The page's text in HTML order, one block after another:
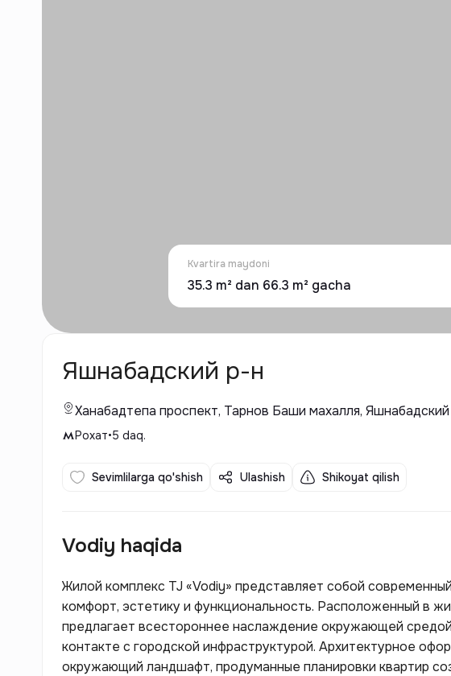
Kvartira maydoni
35.3 m² dan 66.3 m² gacha
Яшнабадский р-н
Ханабадтепа проспект, Тарнов Баши махалля,
Рохат•5 daq.
Sevimlilarga qo'shish Ulashish Shikoyat qilish
Vodiy haqida
Жилой комплекс TJ «Vodiy» представляет собой
комфорт, эстетику и функциональность. Расположенный в
предлагает всестороннее наслаждение окружающей
контакте с городской инфраструктурой. Архитектурное
окружающий ландшафт, продуманные планировки квартир